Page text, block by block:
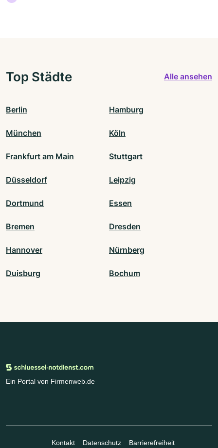
Top Städte Alle ansehen
Berlin Hamburg
München Köln
Frankfurt am Main Stuttgart
Düsseldorf Leipzig
Dortmund Essen
Bremen Dresden
Hannover Nürnberg
Duisburg Bochum
Ein Portal von Firmenweb.de
Kontakt Datenschutz Barrierefreiheit